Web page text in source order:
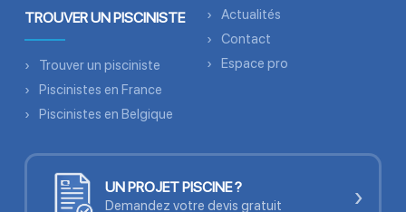
TROUVER UN PISCINISTE
Trouver un pisciniste
Piscinistes en France
Piscinistes en Belgique
Actualités
Contact
Espace pro
UN PROJET PISCINE ?
Demandez votre devis gratuit ›